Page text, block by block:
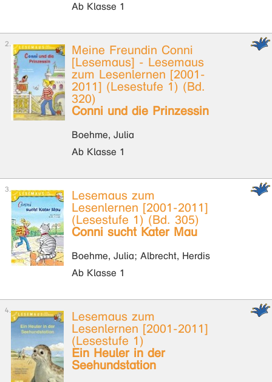
Ab Klasse 1
Meine Freundin Conni
[Lesemaus] - Lesemaus
zum Lesenlernen [2001-
2011] (Lesestufe 1) (Bd.
320)
Conni und die Prinzessin
Boehme, Julia
Ab Klasse 1
Lesemaus zum
Lesenlernen [2001-2011]
(Lesestufe 1) (Bd. 305)
Conni sucht Kater Mau
Boehme, Julia; Albrecht, Herdis
Ab Klasse 1
Lesemaus zum
Lesenlernen [2001-2011]
(Lesestufe 1)
Ein Heuler in der
Seehundstation